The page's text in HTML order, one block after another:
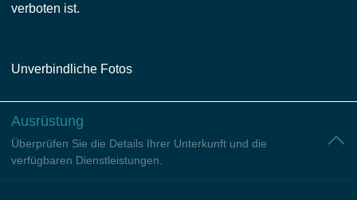
verboten ist.
Unverbindliche Fotos
Ausrüstung
Überprüfen Sie die Details Ihrer Unterkunft und die
verfügbaren Dienstleistungen.